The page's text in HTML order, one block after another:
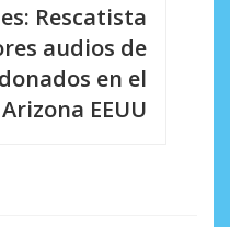
Rescatista
audios de
en el
EEUU